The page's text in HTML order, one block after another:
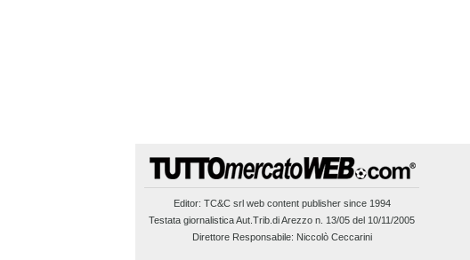
Editor: TC&C srl web content publisher since 1994
Testata giornalistica Aut.Trib.di Arezzo n. 13/05 del 10/11/2005
Direttore Responsabile: Niccolò Ceccarini